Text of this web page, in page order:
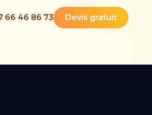
66 46 86 73 Devis gratuit